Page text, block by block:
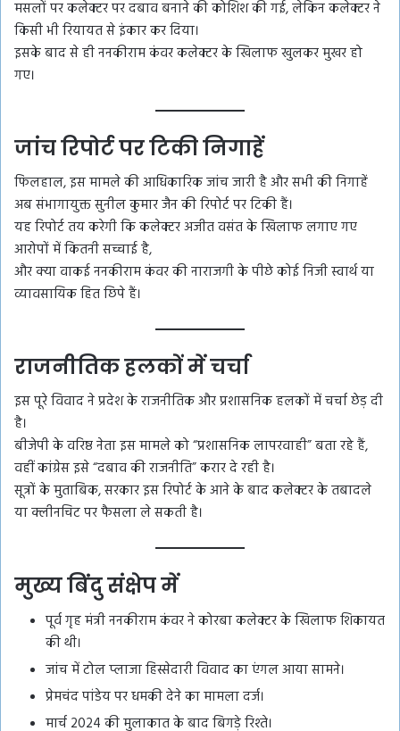
मसलों पर कलेक्टर पर दबाव बनाने की कोशिश की गई, लेकिन कलेक्टर ने
किसी भी रियायत से इंकार कर दिया।
इसके बाद से ही ननकीराम कंवर कलेक्टर के खिलाफ खुलकर मुखर हो
गए।
जांच रिपोर्ट पर टिकी निगाहें
फिलहाल, इस मामले की आधिकारिक जांच जारी है और सभी की निगाहें
अब संभागायुक्त सुनील कुमार जैन की रिपोर्ट पर टिकी हैं।
यह रिपोर्ट तय करेगी कि कलेक्टर अजीत वसंत के खिलाफ लगाए गए
आरोपों में कितनी सच्चाई है,
और क्या वाकई ननकीराम कंवर की नाराजगी के पीछे कोई निजी स्वार्थ या
व्यावसायिक हित छिपे हैं।
राजनीतिक हलकों में चर्चा
इस पूरे विवाद ने प्रदेश के राजनीतिक और प्रशासनिक हलकों में चर्चा छेड़ दी
है।
बीजेपी के वरिष्ठ नेता इस मामले को “प्रशासनिक लापरवाही” बता रहे हैं,
वहीं कांग्रेस इसे “दबाव की राजनीति” करार दे रही है।
सूत्रों के मुताबिक, सरकार इस रिपोर्ट के आने के बाद कलेक्टर के तबादले
या क्लीनचिट पर फैसला ले सकती है।
मुख्य बिंदु संक्षेप में
पूर्व गृह मंत्री ननकीराम कंवर ने कोरबा कलेक्टर के खिलाफ शिकायत
की थी।
जांच में टोल प्लाजा हिस्सेदारी विवाद का एंगल आया सामने।
प्रेमचंद पांडेय पर धमकी देने का मामला दर्ज।
मार्च 2024 की मुलाकात के बाद बिगड़े रिश्ते।